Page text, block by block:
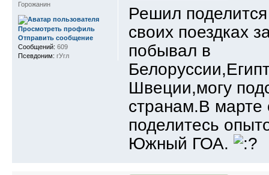
Решил
своих поездках
побывал в
Швеции,могу
странам.В марте
поделитесь
Южный ГОА.
Горожанин
Просмотреть профиль
Отправить сообщение
Сообщений: 609
Псевдоним: гУгл